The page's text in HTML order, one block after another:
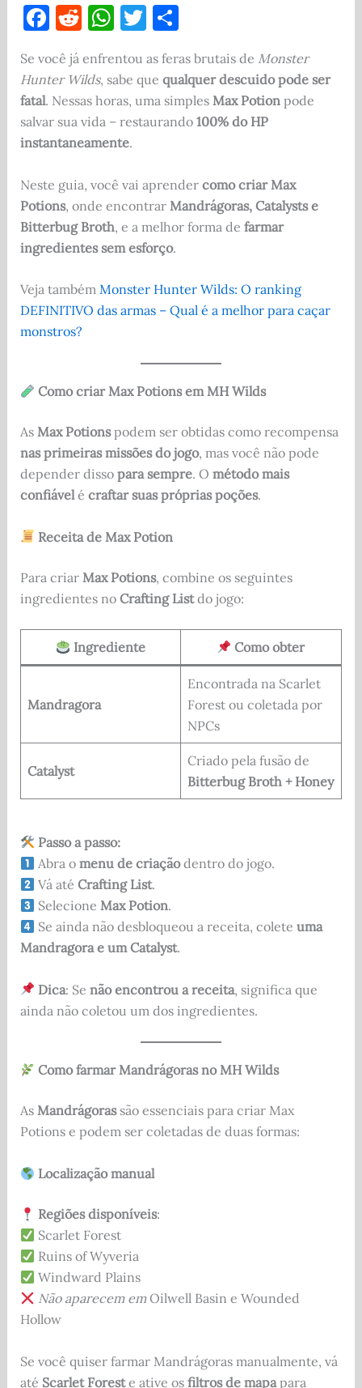
F
a
c
e
b
o
o
k
R
d
di
t
W
at
s
A
p
p
T
it
te
r
S
ar
e
Se você já enfrentou as feras brutais de Monster
Hunter Wilds, sabe que qualquer descuido pode ser
fatal. Nessas horas, uma simples Max Potionpode
salvar sua vida – restaurando 100% do HP
instantaneamente.
Neste guia, você vai aprender como criar Max
Potions, onde encontrar Mandrágoras, Catalysts e
Bitterbug Broth, e a melhor forma de farmar
ingredientes sem esforço.
Veja também Monster Hunter Wilds: O ranking
DEFINITIVO das armas – Qual é a melhor para caçar
monstros?
Como criar Max Potions em MH Wilds
As Max Potionspodem ser obtidas como recompensa
nas primeiras missões do jogo, mas você não pode
depender disso para sempre. O método mais
confiávelé craftar suas próprias poções.
Receita de Max Potion
Para criar Max Potions, combine os seguintes
ingredientes no Crafting Listdo jogo:
Ingrediente Como obter
Mandragora
Encontrada na Scarlet
Forest ou coletada por
NPCs
Catalyst
Criado pela fusão de
Bitterbug Broth + Honey
Passo a passo:
Abra o menu de criaçãodentro do jogo.
Vá até Crafting List.
Selecione Max Potion.
Se ainda não desbloqueou a receita, colete uma
Mandragora e um Catalyst.
Dica: Se não encontrou a receita, significa que
ainda não coletou um dos ingredientes.
Como farmar Mandrágoras no MH Wilds
As Mandrágorassão essenciais para criar Max
Potions e podem ser coletadas de duas formas:
Localização manual
Regiões disponíveis:
Scarlet Forest
Ruins of Wyveria
Windward Plains
Não aparecem emOilwell Basin e Wounded
Hollow
Se você quiser farmar Mandrágoras manualmente, vá
até Scarlet Foreste ative os filtros de mapapara